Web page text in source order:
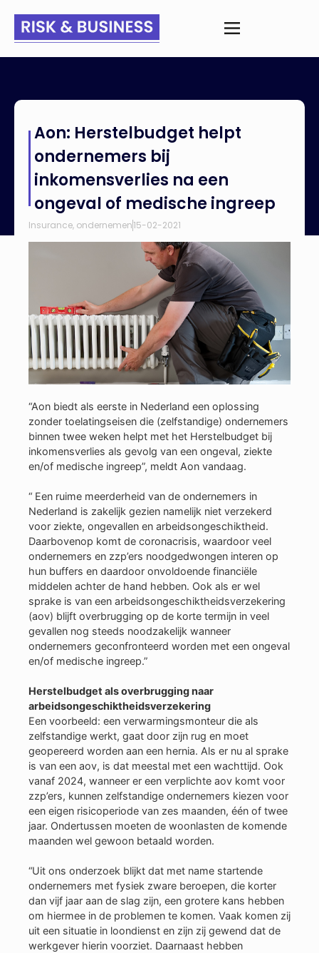
inkomensverlies na een ongeval of medische ingreep
Aon: Herstelbudget helpt
ondernemers bij
inkomensverlies na een
ongeval of medische ingreep
Insurance, ondernemen15-02-2021
“Aon biedt als eerste in Nederland een oplossing
zonder toelatingseisen die (zelfstandige) ondernemers
binnen twee weken helpt met het Herstelbudget bij
inkomensverlies als gevolg van een ongeval, ziekte
en/of medische ingreep”, meldt Aon vandaag.
“ Een ruime meerderheid van de ondernemers in
Nederland is zakelijk gezien namelijk niet verzekerd
voor ziekte, ongevallen en arbeidsongeschiktheid.
Daarbovenop komt de coronacrisis, waardoor veel
ondernemers en zzp’ers noodgedwongen interen op
hun buffers en daardoor onvoldoende financiële
middelen achter de hand hebben. Ook als er wel
sprake is van een arbeidsongeschiktheidsverzekering
(aov) blijft overbrugging op de korte termijn in veel
gevallen nog steeds noodzakelijk wanneer
ondernemers geconfronteerd worden met een ongeval
en/of medische ingreep.”
Herstelbudget als overbrugging naar
arbeidsongeschiktheidsverzekering
Een voorbeeld: een verwarmingsmonteur die als
zelfstandige werkt, gaat door zijn rug en moet
geopereerd worden aan een hernia. Als er nu al sprake
is van een aov, is dat meestal met een wachttijd. Ook
vanaf 2024, wanneer er een verplichte aov komt voor
zzp’ers, kunnen zelfstandige ondernemers kiezen voor
een eigen risicoperiode van zes maanden, één of twee
jaar. Ondertussen moeten de woonlasten de komende
maanden wel gewoon betaald worden.
“Uit ons onderzoek blijkt dat met name startende
ondernemers met fysiek zware beroepen, die korter
dan vijf jaar aan de slag zijn, een grotere kans hebben
om hiermee in de problemen te komen. Vaak komen zij
uit een situatie in loondienst en zijn zij gewend dat de
werkgever hierin voorziet. Daarnaast hebben